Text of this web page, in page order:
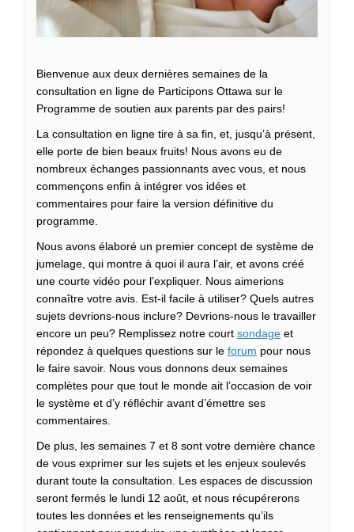
Bienvenue aux deux dernières semaines de la
consultation en ligne de Participons Ottawa sur le
Programme de soutien aux parents par des pairs!
La consultation en ligne tire à sa fin, et, jusqu’à présent,
elle porte de bien beaux fruits! Nous avons eu de
nombreux échanges passionnants avec vous, et nous
commençons enfin à intégrer vos idées et
commentaires pour faire la version définitive du
programme.
Nous avons élaboré un premier concept de système de
jumelage, qui montre à quoi il aura l’air, et avons créé
une courte vidéo pour l’expliquer. Nous aimerions
connaître votre avis. Est-il facile à utiliser? Quels autres
sujets devrions-nous inclure? Devrions-nous le travailler
encore un peu? Remplissez notre court sondage et
répondez à quelques questions sur le forum pour nous
le faire savoir. Nous vous donnons deux semaines
complètes pour que tout le monde ait l’occasion de voir
le système et d’y réfléchir avant d’émettre ses
commentaires.
De plus, les semaines 7 et 8 sont votre dernière chance
de vous exprimer sur les sujets et les enjeux soulevés
durant toute la consultation. Les espaces de discussion
seront fermés le lundi 12 août, et nous récupérerons
toutes les données et les renseignements qu’ils